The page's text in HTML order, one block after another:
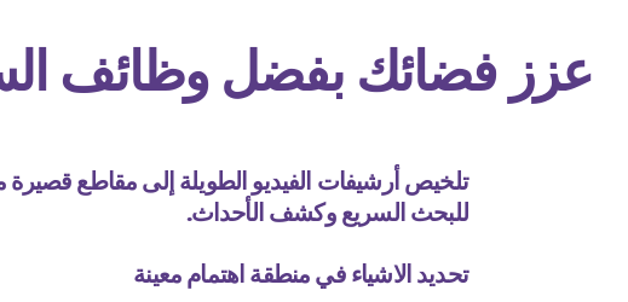
عزز فضائك بفضل وظائف
تلخيص أرشيفات الفيديو الطويلة إلى مقاطع قصيرة
للبحث السريع وكشف الأحداث.
تحديد الاشياء في منطقة اهتمام معينة